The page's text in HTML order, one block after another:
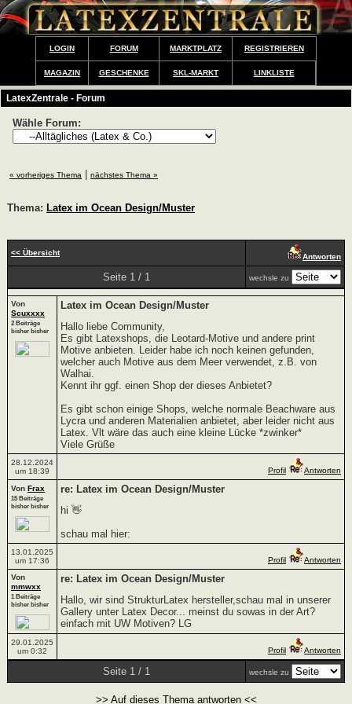
LOGIN FORUM MARKTPLATZ REGISTRIEREN
MAGAZIN GESCHENKE SKL-MARKT LINKLISTE
LatexZentrale - Forum
Wähle Forum:
« vorheriges Thema nächstes Thema »
Thema: Latex im Ocean Design/Muster
<< Übersicht Antworten
Seite 1 / 1 wechsle zu
Von
Scuxxxx
2 Beiträge
bisher bisher
Latex im Ocean Design/Muster
Hallo liebe Community,
Es gibt Latexshops, die Leotard-Motive und andere print
Motive anbieten. Leider habe ich noch keinen gefunden,
welcher auch Motive aus dem Meer verwendet, z.B. von
Walhai.
Kennt ihr ggf. einen Shop der dieses Anbietet?
Es gibt schon einige Shops, welche normale Beachware aus
Lycra und anderen Materialien anbietet, aber leider nicht aus
Latex. Vlt wäre das auch eine kleine Lücke *zwinker*
Viele Grüße
28.12.2024
um 18:39
Profil Antworten
Von Frax
15 Beiträge
bisher bisher
re: Latex im Ocean Design/Muster
hi 👋
schau mal hier:
13.01.2025
um 17:36
Profil
Antworten
Von
mmwxx
1 Beiträge
bisher bisher
re: Latex im Ocean Design/Muster
Hallo, wir sind StrukturLatex hersteller,schau mal in unserer
Gallery unter Latex Decor... meinst du sowas in der Art?
einfach mit UW Motiven? LG
29.01.2025
um 0:32
Profil Antworten
Seite 1 / 1 wechsle zu
>> Auf dieses Thema antworten <<